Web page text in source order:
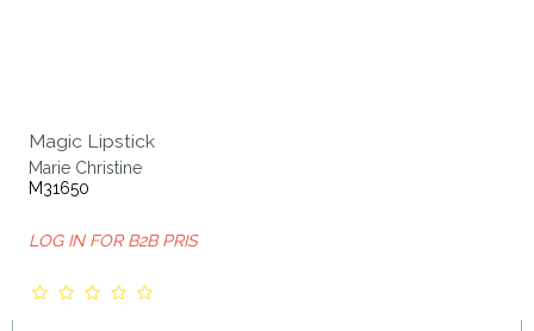
Magic Lipstick
Marie Christine
M31650
LOG IN FOR B2B PRIS